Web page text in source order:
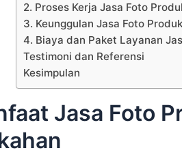
2. Proses Kerja Jasa Foto
3. Keunggulan Jasa Foto
4. Biaya dan Paket Layanan
Testimoni dan Referensi
Kesimpulan
Jasa Foto